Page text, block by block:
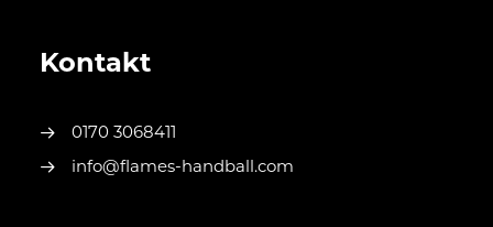
Kontakt
0170 3068411
info@flames-handball.com